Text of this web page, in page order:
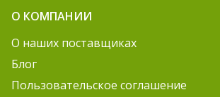
О КОМПАНИИ
О наших поставщиках
Блог
Пользовательское соглашение